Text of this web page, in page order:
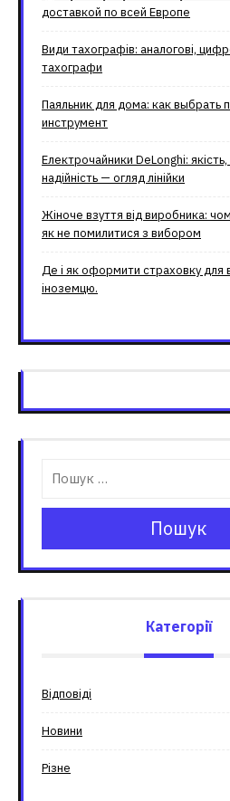
доставкой по всей Европе
Види тахографів: аналогові,
тахографи
Паяльник для дома: как выбрать
инструмент
Електрочайники DeLonghi: якість,
надійність — огляд лінійки
Жіноче взуття від виробника:
як не помилитися з вибором
Де і як оформити страховку для
іноземцю.
Пошук
Категорії
Відповіді
Новини
Різне